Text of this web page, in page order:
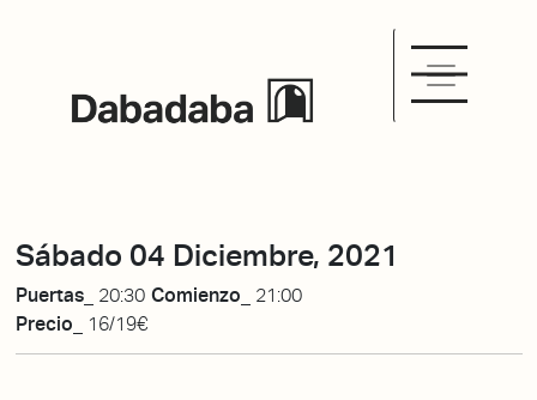
Sábado 04 Diciembre, 2021
Puertas_ 20:30 Comienzo_ 21:00
Precio_
16/19€